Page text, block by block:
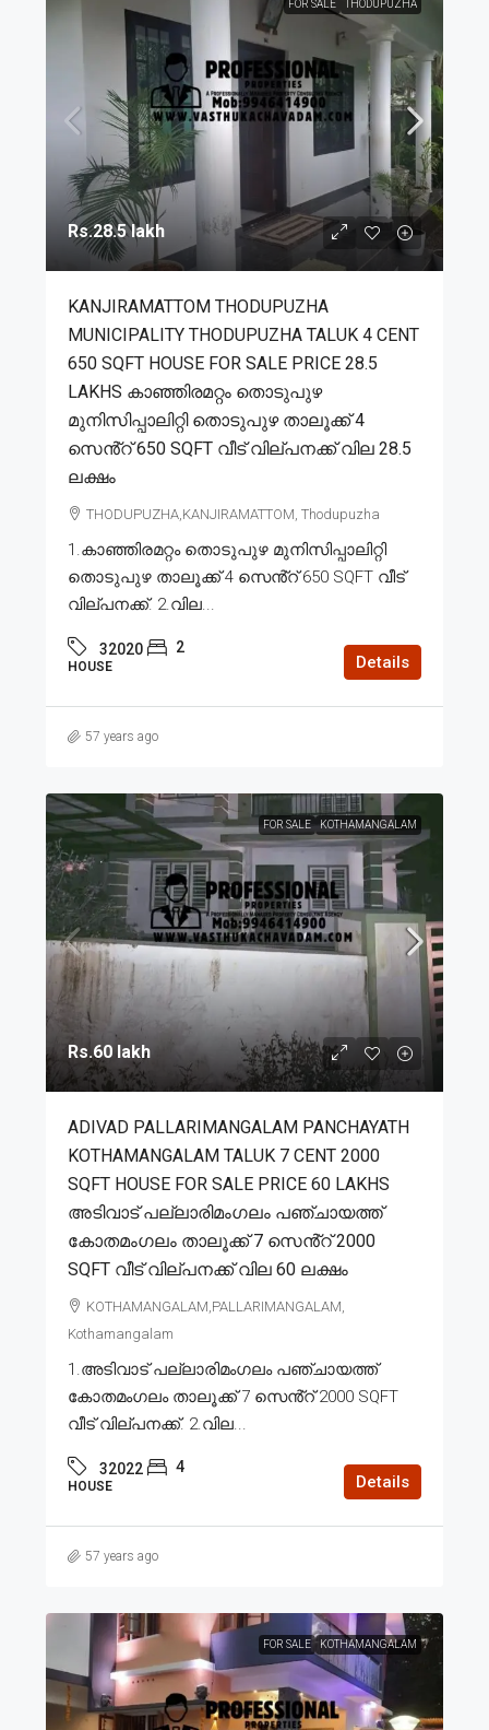
FOR SALE THODUPUZHA
Rs.28.5 lakh
KANJIRAMATTOM THODUPUZHA
MUNICIPALITY THODUPUZHA TALUK 4 CENT
650 SQFT HOUSE FOR SALE PRICE 28.5
LAKHS കാഞ്ഞിരമറ്റം തൊടുപുഴ
മുനിസിപ്പാലിറ്റി തൊടുപുഴ താലൂക്ക് 4
സെൻ്റ് 650 SQFT വീട് വില്പനക്ക് വില 28.5
ലക്ഷം
THODUPUZHA,KANJIRAMATTOM, Thodupuzha
1.കാഞ്ഞിരമറ്റം തൊടുപുഴ മുനിസിപ്പാലിറ്റി
തൊടുപുഴ താലൂക്ക് 4 സെൻ്റ് 650 SQFT വീട്
വില്പനക്ക്. 2.വില...
32020 2
HOUSE Details
57 years ago
FOR SALE KOTHAMANGALAM
Rs.60 lakh
ADIVAD PALLARIMANGALAM PANCHAYATH
KOTHAMANGALAM TALUK 7 CENT 2000
SQFT HOUSE FOR SALE PRICE 60 LAKHS
അടിവാട് പല്ലാരിമംഗലം പഞ്ചായത്ത്
കോതമംഗലം താലൂക്ക് 7 സെൻ്റ് 2000
SQFT വീട് വില്പനക്ക് വില 60 ലക്ഷം
KOTHAMANGALAM,PALLARIMANGALAM,
Kothamangalam
1.അടിവാട് പല്ലാരിമംഗലം പഞ്ചായത്ത്
കോതമംഗലം താലൂക്ക് 7 സെൻ്റ് 2000 SQFT
വീട് വില്പനക്ക്. 2.വില...
32022 4
HOUSE Details
57 years ago
FOR SALE KOTHAMANGALAM